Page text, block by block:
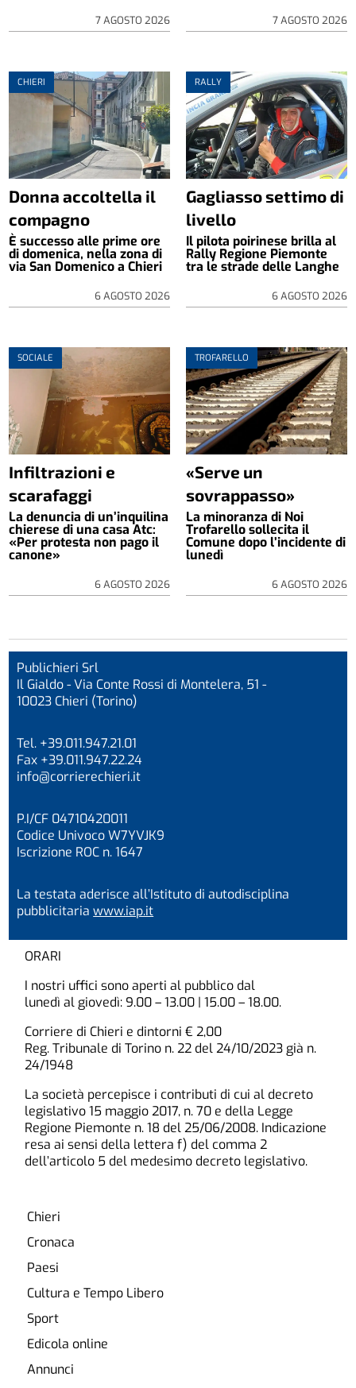
7 AGOSTO 2026 7 AGOSTO 2026
CHIERI
Donna accoltella il
compagno
È successo alle prime ore
di domenica, nella zona di
via San Domenico a Chieri
6 AGOSTO 2026
RALLY
Gagliasso settimo di
livello
Il pilota poirinese brilla al
Rally Regione Piemonte
tra le strade delle Langhe
6 AGOSTO 2026
SOCIALE
Infiltrazioni e
scarafaggi
La denuncia di un’inquilina
chierese di una casa Atc:
«Per protesta non pago il
canone»
6 AGOSTO 2026
TROFARELLO
«Serve un
sovrappasso»
La minoranza di Noi
Trofarello sollecita il
Comune dopo l’incidente di
lunedì
6 AGOSTO 2026
Publichieri Srl
Il Gialdo - Via Conte Rossi di Montelera, 51 -
10023 Chieri (Torino)
Tel. +39.011.947.21.01
Fax +39.011.947.22.24
info@corrierechieri.it
P.I/CF 04710420011
Codice Univoco W7YVJK9
Iscrizione ROC n. 1647
La testata aderisce all’Istituto di autodisciplina
pubblicitariawww.iap.it
ORARI
I nostri uffici sono aperti al pubblico dal
lunedì al giovedì: 9.00 – 13.00 | 15.00 – 18.00.
Corriere di Chieri e dintorni € 2,00
Reg. Tribunale di Torino n. 22 del 24/10/2023 già n.
24/1948
La società percepisce i contributi di cui al decreto
legislativo 15 maggio 2017, n. 70 e della Legge
Regione Piemonte n. 18 del 25/06/2008. Indicazione
resa ai sensi della lettera f) del comma 2
dell’articolo 5 del medesimo decreto legislativo.
Chieri
Cronaca
Paesi
Cultura e Tempo Libero
Sport
Edicola online
Annunci